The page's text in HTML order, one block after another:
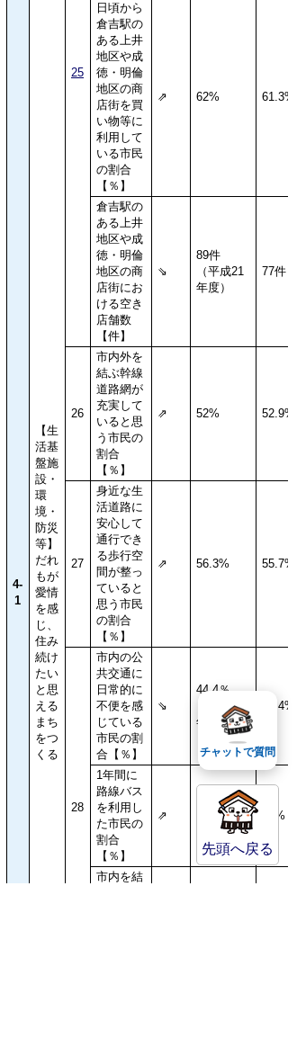
4-
1
【生
活基
盤施
設・
環
境・
防災
等】
だれ
もが
愛情
を感
じ、
住み
続け
たい
と思
える
まち
をつ
くる
25
日頃から
倉吉駅の
ある上井
地区や成
徳・明倫
地区の商
店街を買
い物等に
利用して
いる市民
の割合
【％】
⇗ 62% 61.3%
倉吉駅の
ある上井
地区や成
徳・明倫
地区の商
店街にお
ける空き
店舗数
【件】
⇘
89件
（平成21
年度）
77件
26
市内外を
結ぶ幹線
道路網が
充実して
いると思
う市民の
割合
【％】
⇗ 52% 52.9%
27
身近な生
活道路に
安心して
通行でき
る歩行空
間が整っ
ていると
思う市民
の割合
【％】
⇗ 56.3% 55.7%
28
市内の公
共交通に
日常的に
不便を感
じている
市民の割
合【％】
⇘
44.4％
（平成22
年度）
32.4%
1年間に
路線バス
を利用し
た市民の
割合
【％】
⇗ 42.1% 39%
市内を結
先頭へ戻る
チャットで質問